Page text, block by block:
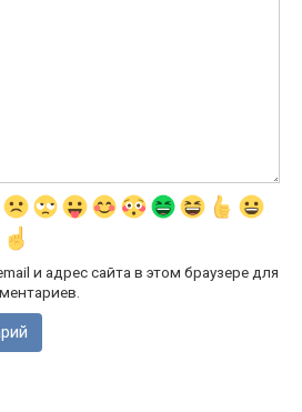
и адрес сайта в этом браузере для